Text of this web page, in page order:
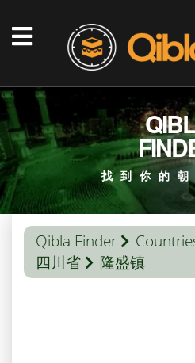
找到你的
Qibla Finder
四川省
隆盛镇